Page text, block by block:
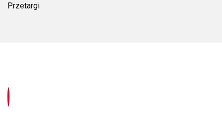
Przetargi